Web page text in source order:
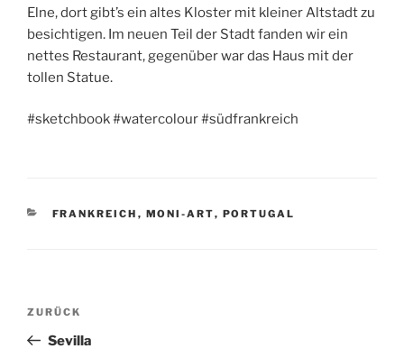
Elne, dort gibt’s ein altes Kloster mit kleiner Altstadt zu
besichtigen. Im neuen Teil der Stadt fanden wir ein
nettes Restaurant, gegenüber war das Haus mit der
tollen Statue.
#sketchbook #watercolour #südfrankreich
KATEGORIEN
FRANKREICH , MONI-ART, PORTUGAL
Beitragsnavigation
Vorheriger
Beitrag
ZURÜCK
Sevilla